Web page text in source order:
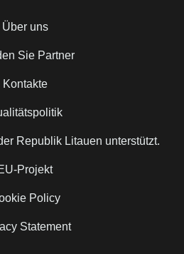
Über uns
Sie Partner
Kontakte
Republik Litauen unterstützt.
Projekt
Policy
Statement